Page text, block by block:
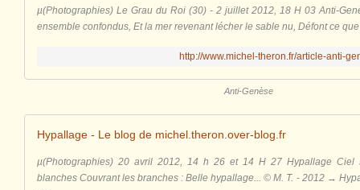
µ(Photographies) Le Grau du Roi (30) - 2 juillet 2012, 18 H 03 Anti-
ensemble confondus, Et la mer revenant lécher le sable nu, Défont ce
http://www.michel-theron.fr/article-anti-
Anti-Genèse
Hypallage - Le blog de michel.theron.over-blog.fr
µ(Photographies) 20 avril 2012, 14 h 26 et 14 H 27 Hypallage Ciel
blanches Couvrant les branches : Belle hypallage... © M. T. - 2012 →